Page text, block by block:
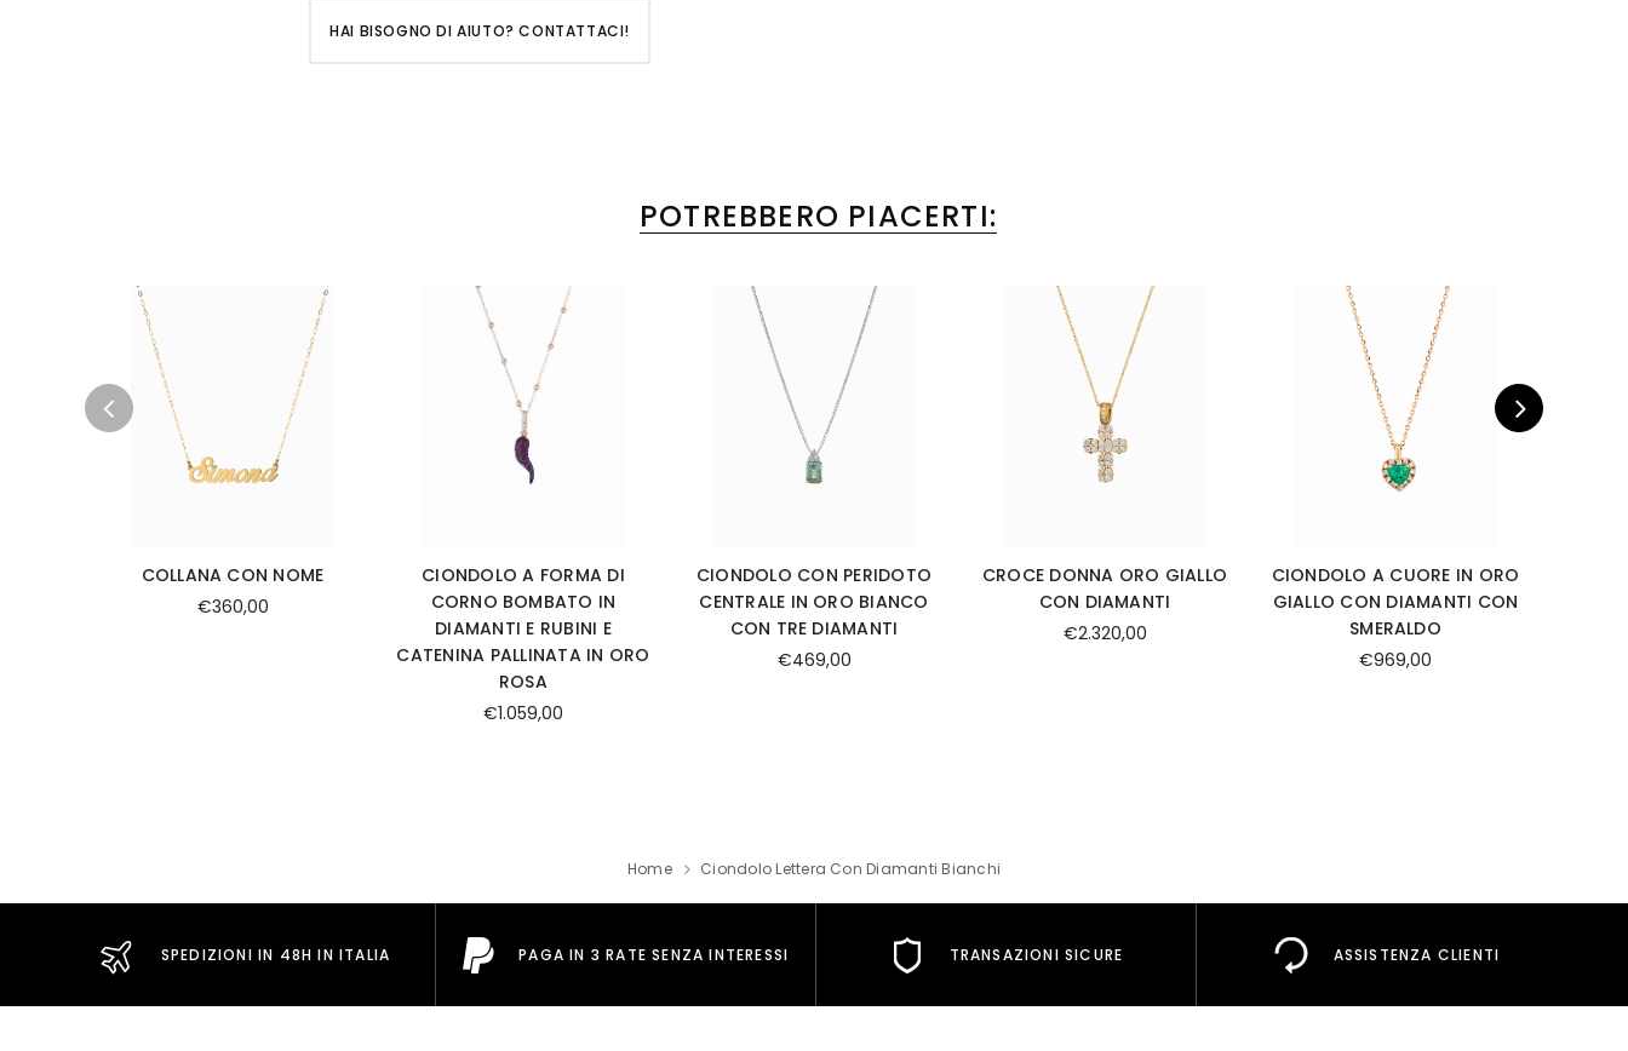
HAI BISOGNO DI AIUTO? CONTATTACI!
POTREBBERO PIACERTI:
COLLANA CON NOME
€360,00
CIONDOLO A FORMA DI
CORNO BOMBATO IN
DIAMANTI E RUBINI E
CATENINA PALLINATA IN ORO
ROSA
€1.059,00
CIONDOLO CON PERIDOTO
CENTRALE IN ORO BIANCO
CON TRE DIAMANTI
€469,00
CROCE DONNA ORO GIALLO
CON DIAMANTI
€2.320,00
CIONDOLO A CUORE IN ORO
GIALLO CON DIAMANTI CON
SMERALDO
€969,00
Home Ciondolo Lettera Con Diamanti Bianchi
SPEDIZIONI IN 48H IN ITALIA PAGA IN 3 RATE SENZA INTERESSI TRANSAZIONI SICURE ASSISTENZA CLIENTI